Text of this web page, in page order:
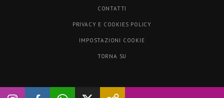
CONTATTI
PRIVACY E COOKIES POLICY
IMPOSTAZIONI COOKIE
TORNA SU